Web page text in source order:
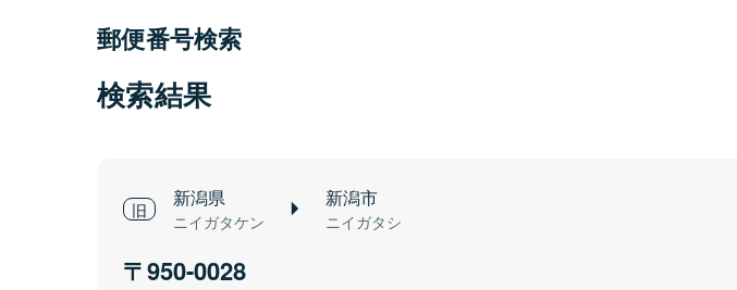
郵便番号検索
検索結果
新潟県
ニイガタケン
新潟市
ニイガタシ
950-0028